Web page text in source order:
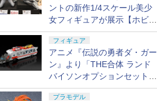
ントの新作1/4スケール美少
女フィギュアが展示【ホビー
メーカー合同展示会】
フィギュア
アニメ『伝説の勇者ダ・ガー
ン』より「THE合体 ランド
バイソンオプションセット」
が2027年5月に発売
プラモデル